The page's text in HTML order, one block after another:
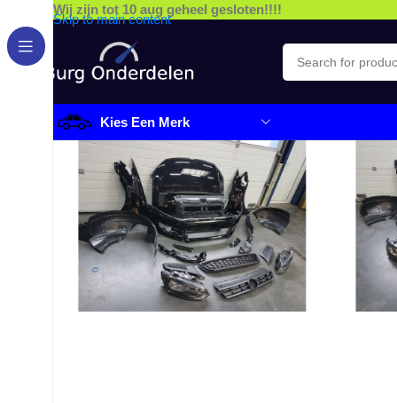
Skip to main content
Wij zijn tot 10 aug geheel gesloten!!!!
Kies Een Merk